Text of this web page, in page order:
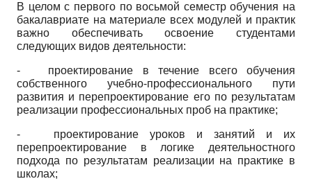
В целом с первого по восьмой семестр обучения на
бакалавриате на материале всех модулей и практик
важно обеспечивать освоение студентами
следующих видов деятельности:
- проектирование в течение всего обучения
собственного учебно-профессионального пути
развития и перепроектирование его по результатам
реализации профессиональных проб на практике;
- проектирование уроков и занятий и их
перепроектирование в логике деятельностного
подхода по результатам реализации на практике в
школах;